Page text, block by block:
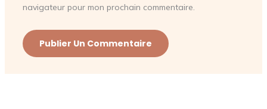
navigateur pour mon prochain commentaire.